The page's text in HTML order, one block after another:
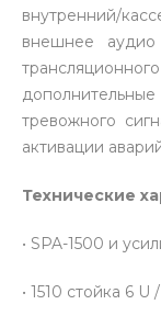
внутренний/
внешнее
тревожного
активации
Технические
• SPA-1500 и
• 1510 стойка 6